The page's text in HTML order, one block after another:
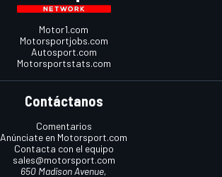
Motor1.com
Motorsportjobs.com
Autosport.com
Motorsportstats.com
Contáctanos
Comentarios
Anúnciate en Motorsport.com
Contacta con el equipo
sales@motorsport.com
650 Madison Avenue,